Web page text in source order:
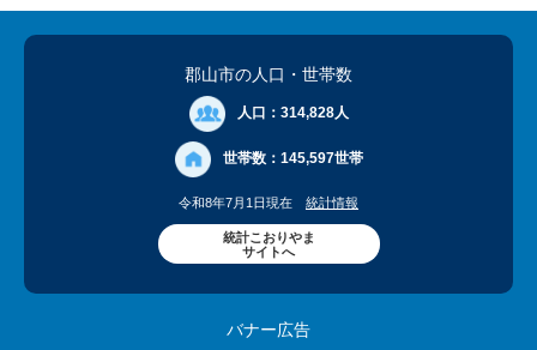
郡山市の人口 ・世帯数
人口： 314,828人
世帯数： 145,597世帯
令和8年7月1日現在 統計情報
統計こおりやま
サイトへ
バナー広告